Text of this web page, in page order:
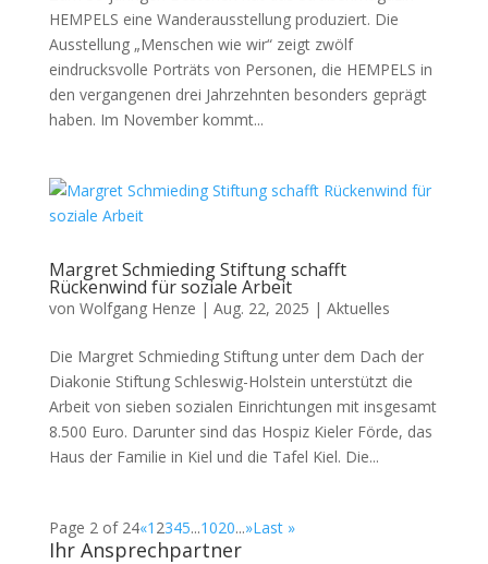
HEMPELS eine Wanderausstellung produziert. Die
Ausstellung „Menschen wie wir“ zeigt zwölf
eindrucksvolle Porträts von Personen, die HEMPELS in
den vergangenen drei Jahrzehnten besonders geprägt
haben. Im November kommt...
Margret Schmieding Stiftung schafft
Rückenwind für soziale Arbeit
von Wolfgang Henze | Aug. 22, 2025 | Aktuelles
Die Margret Schmieding Stiftung unter dem Dach der
Diakonie Stiftung Schleswig-Holstein unterstützt die
Arbeit von sieben sozialen Einrichtungen mit insgesamt
8.500 Euro. Darunter sind das Hospiz Kieler Förde, das
Haus der Familie in Kiel und die Tafel Kiel. Die...
Page 2 of 24«1 2345...1020...»Last »
Ihr Ansprechpartner